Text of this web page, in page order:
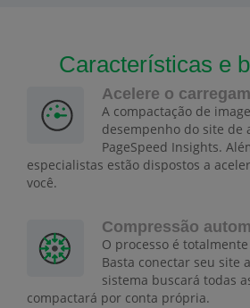
Características e
Acelere o
A compactação de
desempenho do site de
PageSpeed Insights.
especialistas estão dispostos a
você.
Compressão
O processo é
Basta conectar seu site
sistema buscará todas
compactará por conta própria.